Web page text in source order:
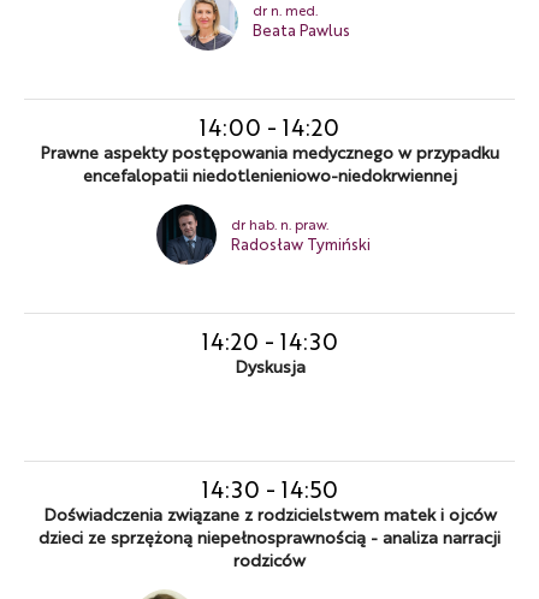
dr n. med.
Beata Pawlus
14:00 - 14:20
Prawne aspekty postępowania medycznego w przypadku
encefalopatii niedotlenieniowo-niedokrwiennej
dr hab. n. praw.
Radosław Tymiński
14:20 - 14:30
Dyskusja
14:30 - 14:50
Doświadczenia związane z rodzicielstwem matek i ojców
dzieci ze sprzężoną niepełnosprawnością - analiza narracji
rodziców